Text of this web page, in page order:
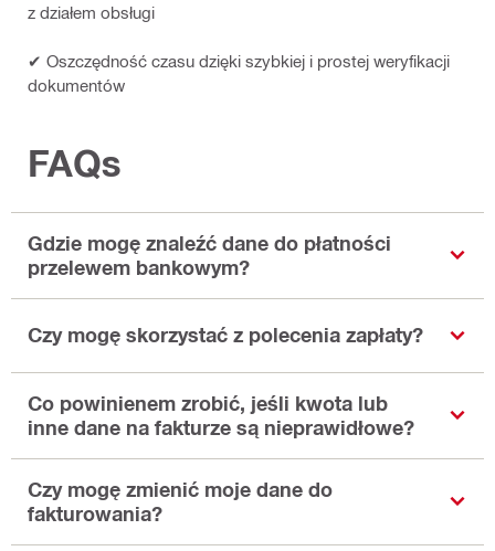
z działem obsługi
✔ Oszczędność czasu dzięki szybkiej i prostej weryfikacji
dokumentów
FAQs
Gdzie mogę znaleźć dane do płatności
przelewem bankowym?
Czy mogę skorzystać z polecenia zapłaty?
Co powinienem zrobić, jeśli kwota lub
inne dane na fakturze są nieprawidłowe?
Czy mogę zmienić moje dane do
fakturowania?